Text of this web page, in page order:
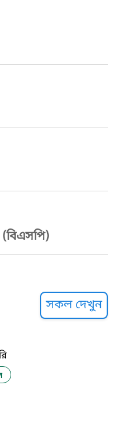
(বিএসপি)
সকল দেখুন